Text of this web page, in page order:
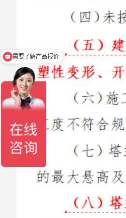
需要产品资料